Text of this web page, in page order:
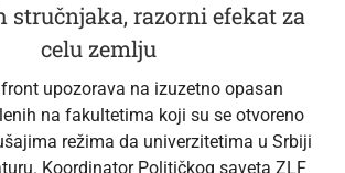
stručnjaka, razorni efekat za
celu zemlju
upozorava na izuzetno opasan
na fakultetima koji su se otvoreno
režima da univerzitetima u Srbiji
Koordinator Političkog saveta ZLF